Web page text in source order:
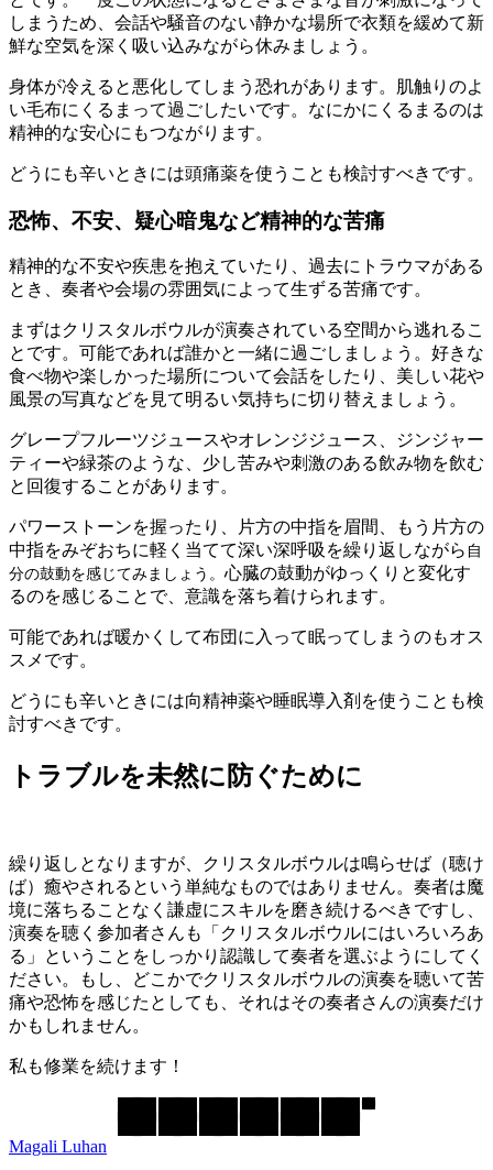
しまうため、会話や騒音のない静かな場所で衣類を緩めて新
鮮な空気を深く吸い込みながら休みましょう。
身体が冷えると悪化してしまう恐れがあります。肌触りのよ
い毛布にくるまって過ごしたいです。なにかにくるまるのは
精神的な安心にもつながります。
どうにも辛いときには頭痛薬を使うことも検討すべきです。
恐怖、不安、疑心暗鬼など精神的な苦痛
精神的な不安や疾患を抱えていたり、過去にトラウマがある
とき、奏者や会場の雰囲気によって生ずる苦痛です。
まずはクリスタルボウルが演奏されている空間から逃れるこ
とです。可能であれば誰かと一緒に過ごしましょう。好きな
食べ物や楽しかった場所について会話をしたり、美しい花や
風景の写真などを見て明るい気持ちに切り替えましょう。
グレープフルーツジュースやオレンジジュース、ジンジャー
ティーや緑茶のような、少し苦みや刺激のある飲み物を飲む
と回復することがあります。
パワーストーンを握ったり、片方の中指を眉間、もう片方の
中指をみぞおちに軽く当てて深い深呼吸を繰り返しながら 自
分の鼓動を感じてみましょう。 心臓の鼓動がゆっくりと変化す
るのを感じることで、意識を落ち着けられます。
可能であれば暖かくして布団に入って眠ってしまうのもオス
スメです。
どうにも辛いときには向精神薬や睡眠導入剤を使うことも検
討すべきです。
トラブルを未然に防ぐために
繰り返しとなりますが、クリスタルボウルは鳴らせば（聴け
ば）癒やされるという単純なものではありません。奏者は魔
境に落ちることなく謙虚にスキルを磨き続けるべきですし、
演奏を聴く参加者さんも「クリスタルボウルにはいろいろあ
る」ということをしっかり認識して奏者を選ぶようにしてく
ださい。もし、どこかでクリスタルボウルの演奏を聴いて苦
痛や恐怖を感じたとしても、それはその奏者さんの演奏だけ
かもしれません。
私も修業を続けます！
Magali Luhan